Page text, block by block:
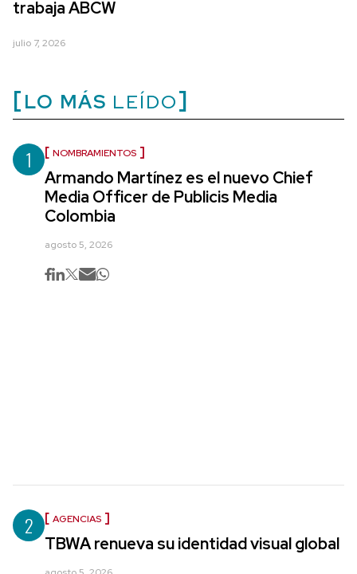
trabaja ABCW
julio 7, 2026
LO MÁS LEÍDO
1 NOMBRAMIENTOS
Armando Martínez es el nuevo Chief
Media Officer de Publicis Media
Colombia
agosto 5, 2026
2 AGENCIAS
TBWA renueva su identidad visual global